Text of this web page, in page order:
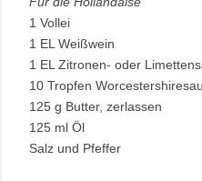
1 Vollei
1 EL Weißwein
1 EL Zitronen- oder
10 Tropfen
125 g Butter, zerlassen
125 ml Öl
Salz und Pfeffer